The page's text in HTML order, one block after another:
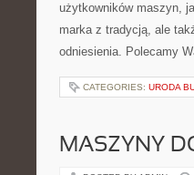
użytkowników maszyn,
marka z tradycją, ale
odniesienia. Polecamy
CATEGORIES: URODA
MASZYNY